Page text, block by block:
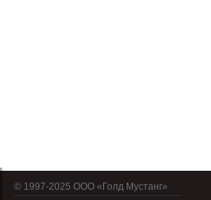
© 1997-2025 OOO «Голд Мустанг»